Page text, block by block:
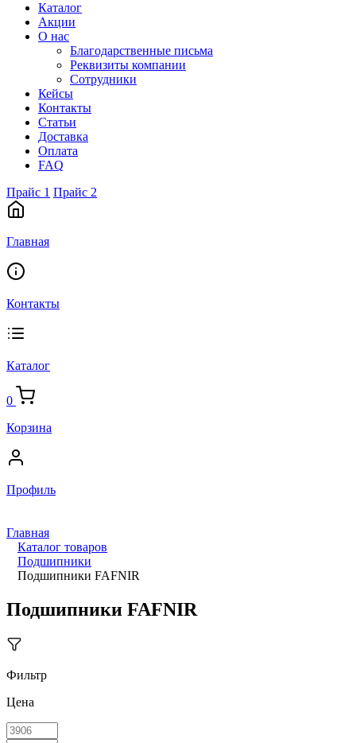
Каталог
Акции
О нас
Благодарственные письма
Реквизиты компании
Сотрудники
Кейсы
Контакты
Статьи
Доставка
Оплата
FAQ
Прайс 1 Прайс 2
Главная
Контакты
Каталог
0
Корзина
Профиль
Главная
Каталог товаров
Подшипники
Подшипники FAFNIR
Подшипники FAFNIR
Фильтр
Цена